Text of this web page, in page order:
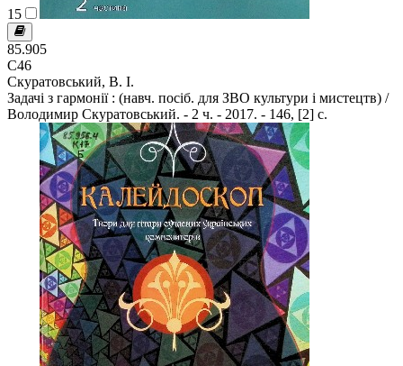
15
85.905
С46
Скуратовський, В. І.
Задачі з гармонії : (навч. посіб. для ЗВО культури і мистецтв) /
Володимир Скуратовський. - 2 ч. - 2017. - 146, [2] с.